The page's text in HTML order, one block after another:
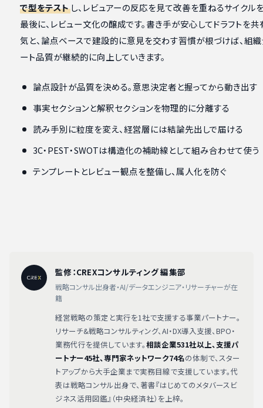
で型をテストし、レビュアーの反応を見て改善を重ねるサイクル
最後に、レビュー文化の醸成です。書き手が安心してドラフトを
気と、論点ベースで建設的に意見を交わす習慣が根づけば、組
ート品質が継続的に向上していきます。
論点設計が品質を決める。意思決定者と握ってから動き出す
事実セクションと解釈セクションを物理的に分離する
読み手別に粒度を変え、経営層には結論先出しで届ける
3C・PEST・SWOTは構造化の補助線として組み合わせて使う
テンプレートとレビュー観点を整備し、属人化を防ぐ
監修：CREXコンサルティング 編集部
戦略コンサル出身者・AI/データエンジニア・リサーチャーが在
籍
経営戦略の策定と実行を1社で支援する事業パートナー。
リサーチ&戦略コンサルティング、AI・DX導入支援、BPO・
業務代行を提供しています。相談企業531社以上、支援パ
ートナー45社、専門家ネットワーク74名の体制で、スター
トアップから大手企業まで実務目線で支援しています。代
表は戦略コンサル出身で、著書『はじめてのメタバースビ
ジネス活用図鑑』（中央経済社）を上梓。